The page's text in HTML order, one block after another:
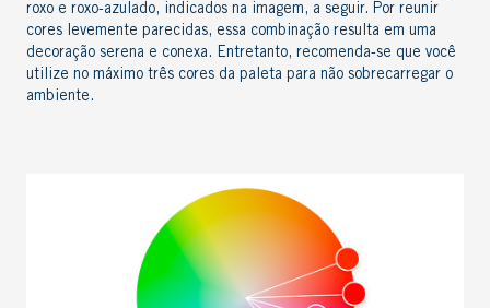
roxo e roxo-azulado, indicados na imagem, a seguir. Por reunir
cores levemente parecidas, essa combinação resulta em uma
decoração serena e conexa. Entretanto, recomenda-se que você
utilize no máximo três cores da paleta para não sobrecarregar o
ambiente.